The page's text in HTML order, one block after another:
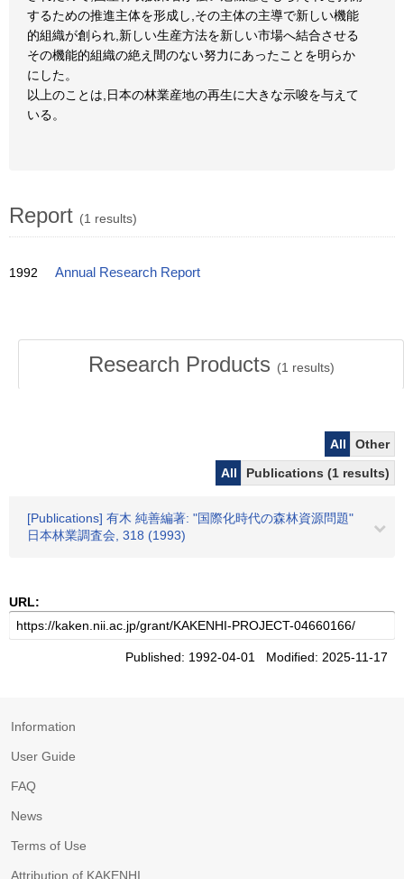
するための推進主体を形成し,その主体の主導で新しい機能
的組織が創られ,新しい生産方法を新しい市場へ結合させる
その機能的組織の絶え間のない努力にあったことを明らか
にした。
以上のことは,日本の林業産地の再生に大きな示唆を与えて
いる。
Report (1 results)
1992 Annual Research Report
Research Products (1 results)
All
Other
All
Publications (1 results)
[Publications] 有木 純善編著: "国際化時代の森林資源問題"
日本林業調査会, 318 (1993)
URL:
Published: 1992-04-01 Modified: 2025-11-17
Information
User Guide
FAQ
News
Terms of Use
Attribution of KAKENHI